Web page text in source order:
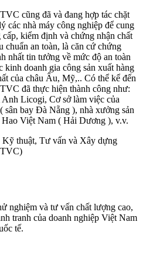
cũng đã và đang hợp tác chặt
các nhà máy công nghiệp để cung
kiểm định và chứng nhận chất
chuẩn an toàn, là căn cứ chứng
nhất tin tưởng về mức độ an toàn
kinh doanh gia công sản xuất hàng
của châu Âu, Mỹ,.. Có thể kể đến
đã thực hiện thành công như:
Licogi, Cơ sở làm việc của
bay Đà Nẵng ), nhà xưởng sản
Việt Nam ( Hải Dương ), v.v.
nghiệm và tư vấn chất lượng cao,
tranh của doanh nghiệp Việt Nam
tế.